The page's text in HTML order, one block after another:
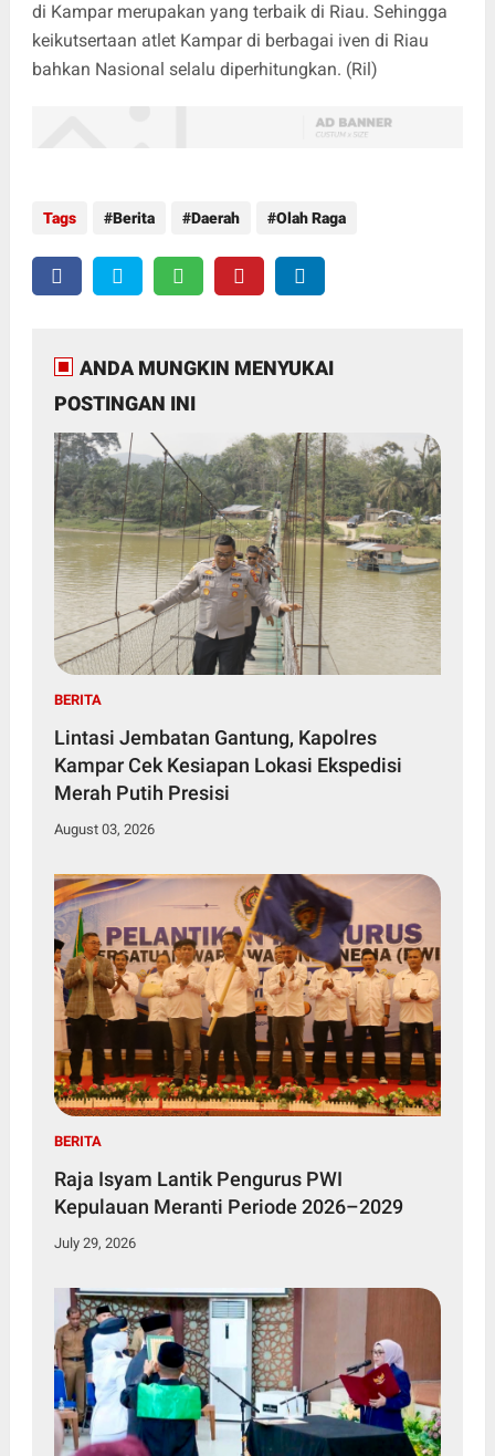
di Kampar merupakan yang terbaik di Riau. Sehingga
keikutsertaan atlet Kampar di berbagai iven di Riau
bahkan Nasional selalu diperhitungkan. (Ril)
Tags Berita Daerah Olah Raga
ANDA MUNGKIN MENYUKAI
POSTINGAN INI
BERITA
Lintasi Jembatan Gantung, Kapolres
Kampar Cek Kesiapan Lokasi Ekspedisi
Merah Putih Presisi
August 03, 2026
BERITA
Raja Isyam Lantik Pengurus PWI
Kepulauan Meranti Periode 2026–2029
July 29, 2026